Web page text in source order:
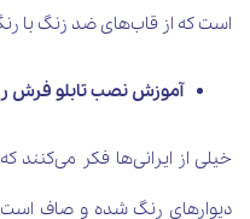
است که از قاب‌های ضد زنگ با
آموزش نصب تابلو فرش
خیلی از ایرانی‌ها فکر می‌کنند
دیوارهای رنگ شده و صاف است